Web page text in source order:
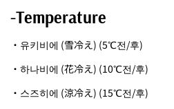
-Temperature
・유키비에 (雪冷え) (5℃전/후)
・하나비에 (花冷え) (10℃전/후)
・스즈히에 (涼冷え) (15℃전/후)